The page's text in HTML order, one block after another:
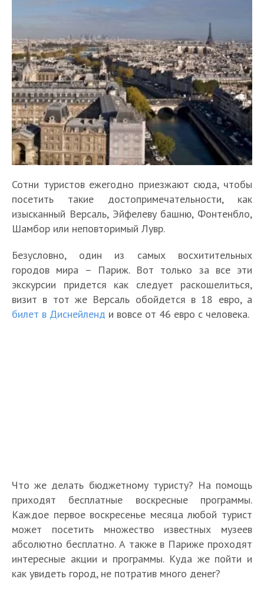
Сотни туристов ежегодно приезжают сюда, чтобы
посетить такие достопримечательности, как
изысканный Версаль, Эйфелеву башню, Фонтенбло,
Шамбор или неповторимый Лувр.
Безусловно, один из самых восхитительных
городов мира – Париж. Вот только за все эти
экскурсии придется как следует раскошелиться,
визит в тот же Версаль обойдется в 18 евро, а
билет в Диснейленд и вовсе от 46 евро с человека.
Что же делать бюджетному туристу? На помощь
приходят бесплатные воскресные программы.
Каждое первое воскресенье месяца любой турист
может посетить множество известных музеев
абсолютно бесплатно. А также в Париже проходят
интересные акции и программы. Куда же пойти и
как увидеть город, не потратив много денег?